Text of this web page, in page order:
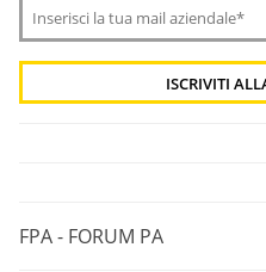
FPA - FORUM PA